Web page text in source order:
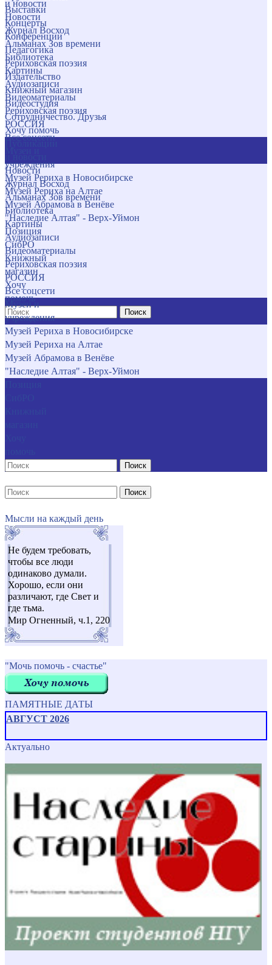
и новости
Новости
Журнал Восход
Альманах Зов времени
Библиотека
Картины
Аудиозаписи
Видеоматериалы
Рериховская поэзия
РОССИЯ
Все соцсети
учреждения
Музей Рериха в Новосибирске
Музей Рериха на Алтае
Музей Абрамова в Венёве
"Наследие Алтая" - Верх-Уймон
Позиция
СибРО
Книжный
магазин
Хочу
помочь
Поиск
Выставки
Концерты
Конференции
Педагогика
Рериховская поэзия
Издательство
Книжный магазин
Видеостудия
Сотрудничество. Друзья
Хочу помочь
Новости
Журнал Восход
Альманах Зов времени
Библиотека
Картины
Аудиозаписи
Видеоматериалы
Рериховская поэзия
РОССИЯ
Все соцсети
Музеи и
учреждения
Музей Рериха в Новосибирске
Музей Рериха на Алтае
Музей Абрамова в Венёве
"Наследие Алтая" - Верх-Уймон
Поиск
Поиск
Мысли на каждый день
Не будем требовать,
чтобы все люди
одинаково думали.
Хорошо, если они
различают, где Свет и
где тьма.
Мир Огненный, ч.1, 220
"Мочь помочь - счастье"
ПАМЯТНЫЕ ДАТЫ
АВГУСТ 2026
Актуально